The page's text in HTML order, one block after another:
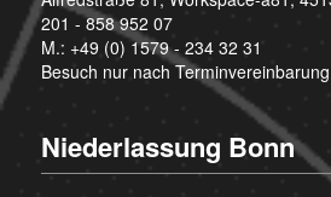
201 - 858 952 07
M.: +49 (0) 1579 - 234 32 31
Besuch nur nach Terminvereinbarung
Niederlassung Bonn